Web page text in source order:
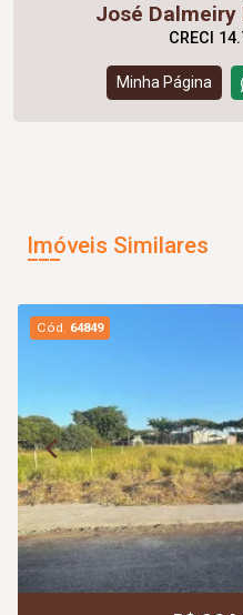
José
CRECI
Minha Página
Imóveis Similares
Cód. 64849